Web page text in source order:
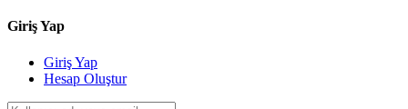
Giriş Yap
Giriş Yap
Hesap Oluştur